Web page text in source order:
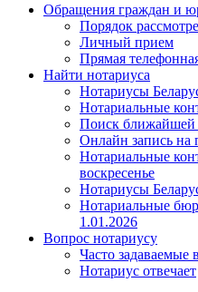
Обращения граждан и
Порядок
Личный прием
Прямая
Найти нотариуса
Нотариусы
Нотариальные
Поиск ближайшей
Онлайн запись на
Нотариальные
воскресенье
Нотариусы
Нотариальные
1.01.2026
Вопрос нотариусу
Часто задаваемые
Нотариус отвечает